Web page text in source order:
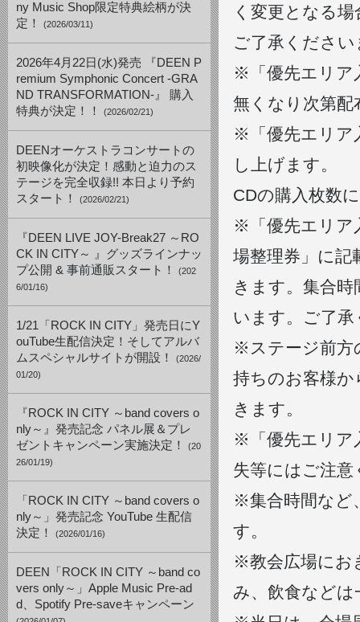
ny Music Shop限定特典絵柄が決
定！
(2026/03/11)
2026年4月22日(水)発売 『DEEN P
remium Symphonic Concert -GRA
ND TRANSFORMATION-』 購入
特典が決定！！
(2026/02/21)
DEENオーケストラコンサートの
初映像化が決定！感動と迫力のス
テージを完全収録!! 本日より予約
スタート！
(2026/02/21)
『DEEN LIVE JOY-Break27 ～RO
CK IN CITY～ 』グッズラインナッ
プ公開 & 事前通販スタート！
(202
6/01/16)
1/21「ROCK IN CITY」発売日にY
ouTube生配信決定！そしてアルバ
ムスペシャルサイトが開設！
(2026/
01/20)
『ROCK IN CITY ～band covers o
nly～』発売記念 パネル展＆プレ
ゼントキャンペーン実施決定！
(20
26/01/19)
「ROCK IN CITY ～band covers o
nly～」発売記念 YouTube 生配信
決定！
(2026/01/16)
DEEN「ROCK IN CITY ～band co
vers only～」Apple Music Pre-ad
d、Spotify Pre-saveキャンペーン
く変更となる
ご了承ください
※「優先エリア
無くなり次第
※「優先エリア
し上げます。
CDの購入枚数
※「優先エリア
場整理券」に記
きます。集合
います。ご了
※ステージ前方
持ちのお客様
きます。
※「優先エリア
失等にはご注意
※集合時間など
す。
※教会広場にお
み、飲食など